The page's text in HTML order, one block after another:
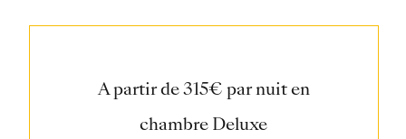
A partir de 315€ par nuit en
chambre Deluxe